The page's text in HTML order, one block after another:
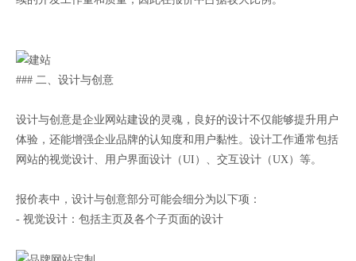
### 二、设计与创意
设计与创意是企业网站建设的灵魂，良好的设计不仅能够提升用户
体验，还能增强企业品牌的认知度和用户黏性。设计工作通常包括
网站的视觉设计、用户界面设计（UI）、交互设计（UX）等。
报价表中，设计与创意部分可能会细分为以下项：
- 视觉设计：包括主页及各个子页面的设计